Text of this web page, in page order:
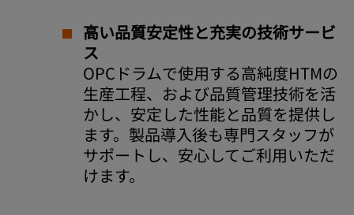
高い品質安定性と充実の技術サービ
ス
OPCドラムで使用する高純度HTMの
生産工程、および品質管理技術を活
かし、安定した性能と品質を提供し
ます。製品導入後も専門スタッフが
サポートし、安心してご利用いただ
けます。